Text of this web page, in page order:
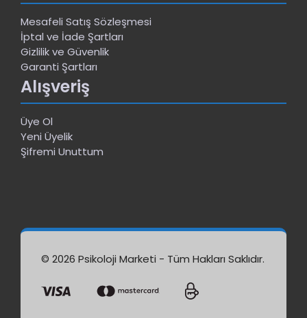
Mesafeli Satış Sözleşmesi
İptal ve İade Şartları
Gizlilik ve Güvenlik
Garanti Şartları
Alışveriş
Üye Ol
Yeni Üyelik
Şifremi Unuttum
© 2026 Psikoloji Marketi - Tüm Hakları Saklıdır.